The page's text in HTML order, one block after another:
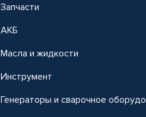
Запчасти
АКБ
Масла и жидкости
Инструмент
Генераторы и сварочное